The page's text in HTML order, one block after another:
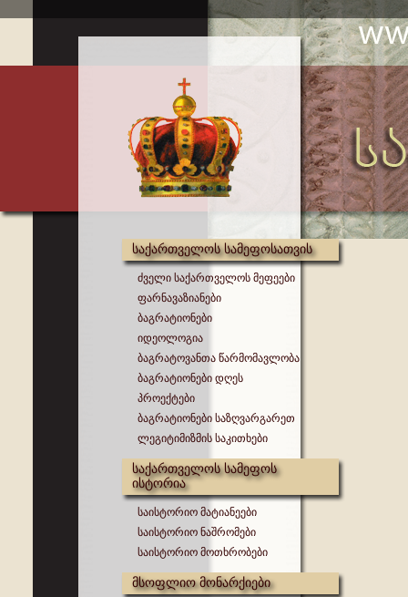
საქართველოს სამეფოსათვის
ძველი საქართველოს მეფეები
ფარნავაზიანები
ბაგრატიონები
იდეოლოგია
ბაგრატოვანთა წარმომავლობა
ბაგრატიონები დღეს
პროექტები
ბაგრატიონები საზღვარგარეთ
ლეგიტიმიზმის საკითხები
საქართველოს სამეფოს
ისტორია
საისტორიო მატიანეები
საისტორიო ნაშრომები
საისტორიო მოთხრობები
მსოფლიო მონარქიები